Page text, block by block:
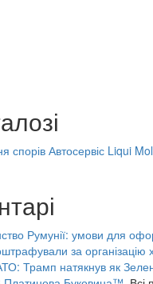
спорів Автосервіс Liqui
Румунії: умови для
за
Трамп натякнув як